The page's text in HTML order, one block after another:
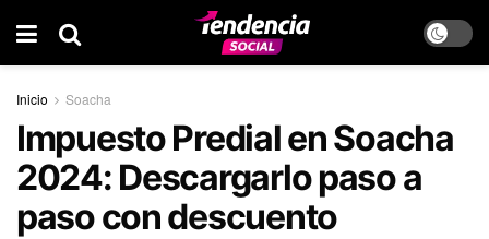
Inicio Soacha
Impuesto Predial en Soacha
2024: Descargarlo paso a
paso con descuento